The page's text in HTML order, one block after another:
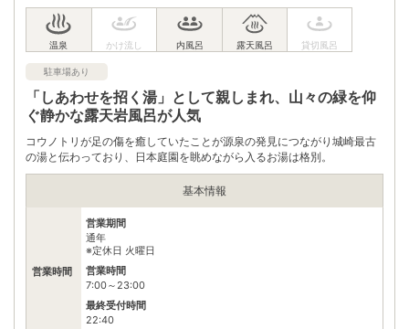
駐車場
有料（40台）
※建物近くに有料駐車場有。料金については現地に確認。
電話番号 0796320111
問合せください。
※ 料金情報は税込・税抜表記が混ざっております。正しい金額はご利用前にご
駐車場あり
「しあわせを招く湯」として親しまれ、山々の緑を仰
ぐ静かな露天岩風呂が人気
コウノトリが足の傷を癒していたことが源泉の発見につながり城崎最古
の湯と伝わっており、日本庭園を眺めながら入るお湯は格別。
基本情報
営業時間
営業期間
通年
※定休日 火曜日
営業時間
7:00～23:00
最終受付時間
22:40